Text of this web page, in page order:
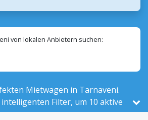
von lokalen Anbietern suchen:
Mietwagen in Tarnaveni.
Filter, um 10 aktive
von insgesamt 525 in Rumänien